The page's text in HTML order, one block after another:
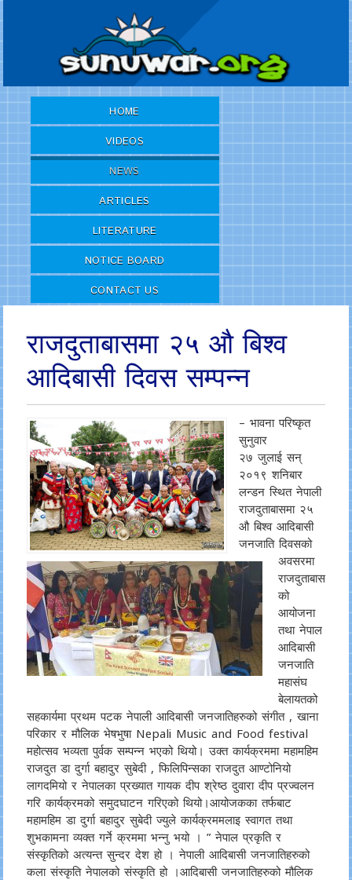
HOME
VIDEOS
NEWS
ARTICLES
LITERATURE
NOTICE BOARD
CONTACT US
राजदुताबासमा २५ औ बिश्व
आदिबासी दिवस सम्पन्न
– भावना परिष्कृत
सुनुवार
२७ जुलाई सन्
२०१९ शनिबार
लन्डन स्थित नेपाली
राजदुताबासमा २५
औ बिश्व आदिबासी
जनजाति दिवसको
अवसरमा
राजदुताबास
को
आयोजना
तथा नेपाल
आदिबासी
जनजाति
महासंघ
बेलायतको
सहकार्यमा प्रथम पटक नेपाली आदिबासी जनजातिहरुको संगीत , खाना
परिकार र मौलिक भेषभुषा Nepali Music and Food festival
महोत्सव भव्यता पुर्वक सम्पन्न भएको थियो। उक्त कार्यक्रममा महामहिम
राजदुत डा दुर्गा बहादुर सुबेदी , फिलिपिन्सका राजदुत आण्टोनियो
लागदमियो र नेपालका प्रख्यात गायक दीप श्रेष्ठ दुवारा दीप प्रज्वलन
गरि कार्यक्रमको समुदघाटन गरिएको थियो।आयोजकका तर्फबाट
महामहिम डा दुर्गा बहादुर सुबेदी ज्युले कार्यक्रममलाइ स्वागत तथा
शुभकामना व्यक्त गर्ने क्रममा भन्नु भयो । ” नेपाल प्रकृति र
संस्कृतिको अत्यन्त सुन्दर देश हो । नेपाली आदिबासी जनजातिहरुको
कला संस्कृति नेपालको संस्कृति हो ।आदिबासी जनजातिहरुको मौलिक